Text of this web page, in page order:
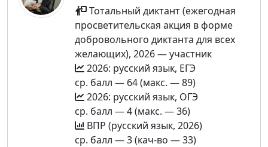
Тотальный диктант (ежегодная
просветительская акция в форме
добровольного диктанта для всех
желающих), 2026 — участник
2026: русский язык, ЕГЭ
ср. балл — 64 (макс. — 89)
2026: русский язык, ОГЭ
ср. балл — 4 (макс. — 36)
ВПР (русский язык, 2026)
ср. балл — 3 (кач-во — 33)